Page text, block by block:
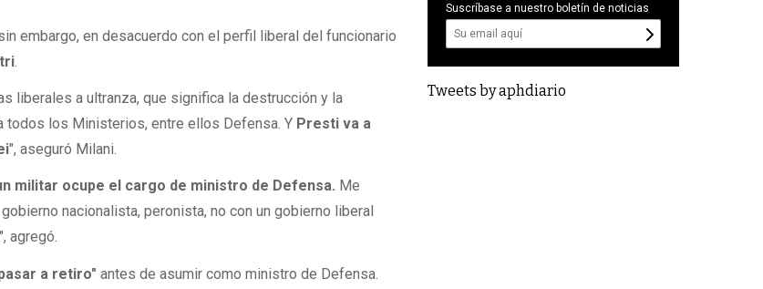
embargo, en desacuerdo con el perfil liberal del funcionario
.
liberales a ultranza, que significa la destrucción y la
todos los Ministerios, entre ellos Defensa. Y Presti va a
", aseguró Milani.
militar ocupe el cargo de ministro de Defensa. Me
nacionalista, peronista, no con un gobierno liberal
agregó.
a retiro" antes de asumir como ministro de Defensa.
Suscríbase a nuestro boletín de noticias
Tweets by aphdiario